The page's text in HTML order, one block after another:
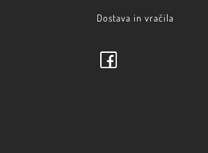
Dostava in vračila